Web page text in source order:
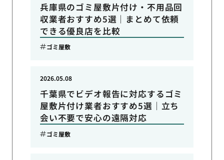
兵庫県のゴミ屋敷片付け・不用品回
収業者おすすめ5選｜まとめて依頼
できる優良店を比較
ゴミ屋敷
千葉県でビデオ報告に対応するゴミ
屋敷片付け業者おすすめ5選｜立ち
会い不要で安心の遠隔対応
2026.05.08
ゴミ屋敷